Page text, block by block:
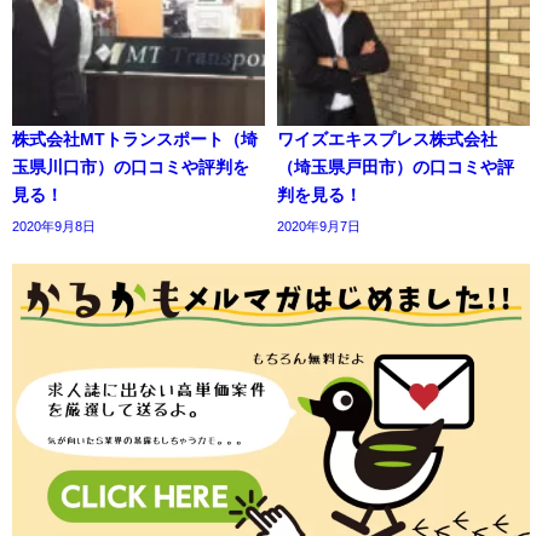
株式会社MTトランスポート（埼
玉県川口市）の口コミや評判を
見る！
2020年9月8日
ワイズエキスプレス株式会社
（埼玉県戸田市）の口コミや評
判を見る！
2020年9月7日